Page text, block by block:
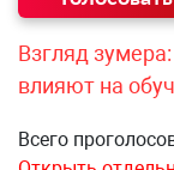
Взгляд
влияют на
Всего